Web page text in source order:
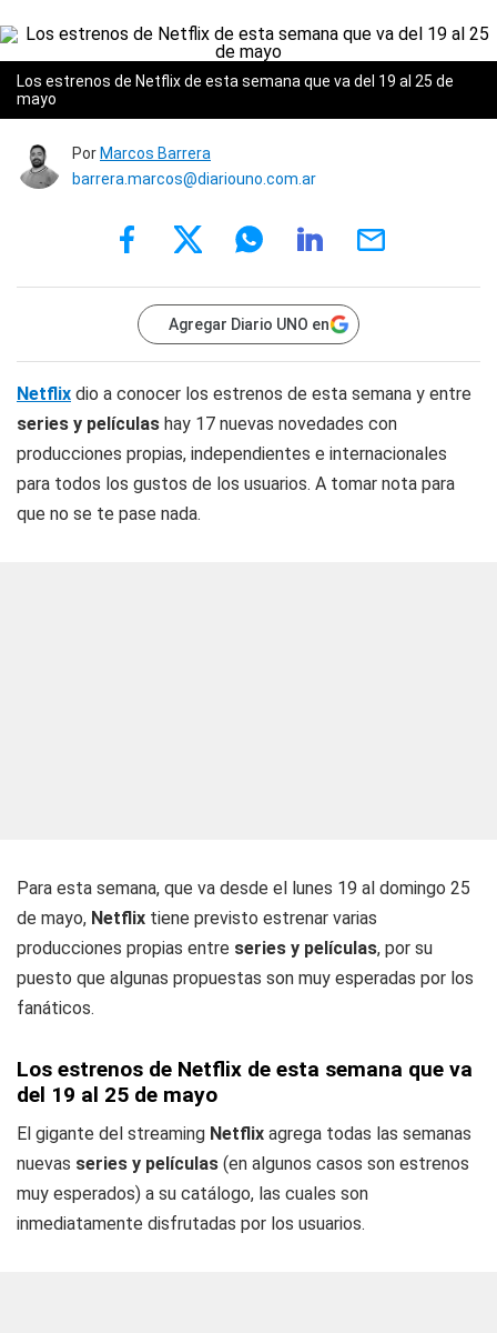
Los estrenos de Netflix de esta semana que va del 19 al 25 de
mayo
Por Marcos Barrera
barrera.marcos@diariouno.com.ar
Agregar Diario UNO en
Netflix dio a conocer los estrenos de esta semana y entre
series y películas hay 17 nuevas novedades con
producciones propias, independientes e internacionales
para todos los gustos de los usuarios. A tomar nota para
que no se te pase nada.
Para esta semana, que va desde el lunes 19 al domingo 25
de mayo, Netflix tiene previsto estrenar varias
producciones propias entre series y películas, por su
puesto que algunas propuestas son muy esperadas por los
fanáticos.
Los estrenos de Netflix de esta semana que va
del 19 al 25 de mayo
El gigante del streaming Netflix agrega todas las semanas
nuevas series y películas (en algunos casos son estrenos
muy esperados) a su catálogo, las cuales son
inmediatamente disfrutadas por los usuarios.